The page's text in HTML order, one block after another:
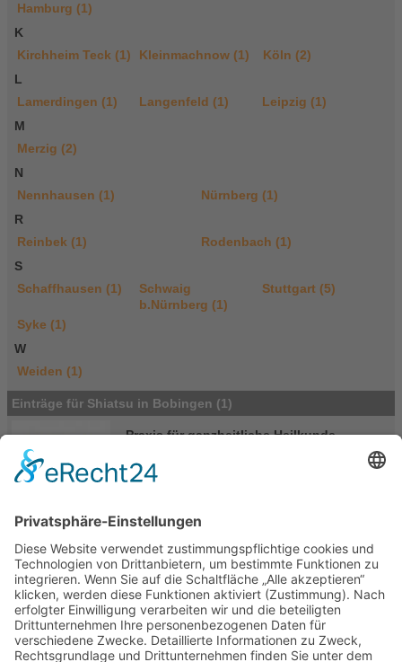
Hamburg (1)
K
Kirchheim Teck (1)
Kleinmachnow (1)
Köln (2)
L
Lamerdingen (1)
Langenfeld (1)
Leipzig (1)
M
Merzig (2)
N
Nennhausen (1)
Nürnberg (1)
R
Reinbek (1)
Rodenbach (1)
S
Schaffhausen (1)
Schwaig
b.Nürnberg (1)
Stuttgart (5)
Syke (1)
W
Weiden (1)
Einträge für Shiatsu in Bobingen (1)
Praxis für ganzheitliche Heilkunde
Hochstraße 1a
86399 Bobingen Bobingen
Tel.: 08234/6060098
oder 0179/4590177
E-Mail |Homepage
Portasanitas-Profil
Mitgliedschaften
Verband unabhängiger Heilpraktiker e.V.
Qualifikationen